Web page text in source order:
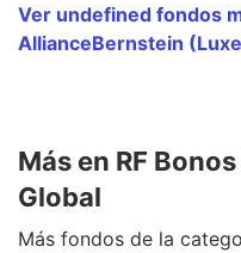
Ver undefined fondos
AllianceBernstein
Más en RF
Global
Más fondos de la